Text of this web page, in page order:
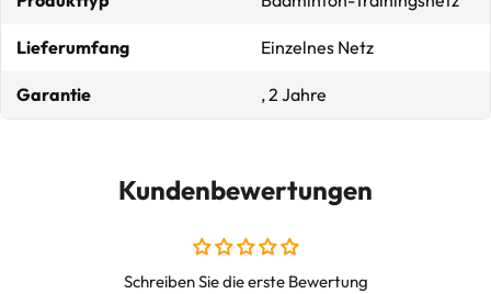
Lieferumfang Einzelnes Netz
Garantie , 2 Jahre
Kundenbewertungen
Schreiben Sie die erste Bewertung